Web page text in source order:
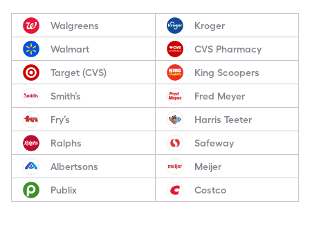
Walgreens Kroger
Walmart CVS Pharmacy
Target (CVS) King Scoopers
Smith’s Fred Meyer
Fry’s Harris Teeter
Ralphs Safeway
Albertsons Meijer
Publix Costco